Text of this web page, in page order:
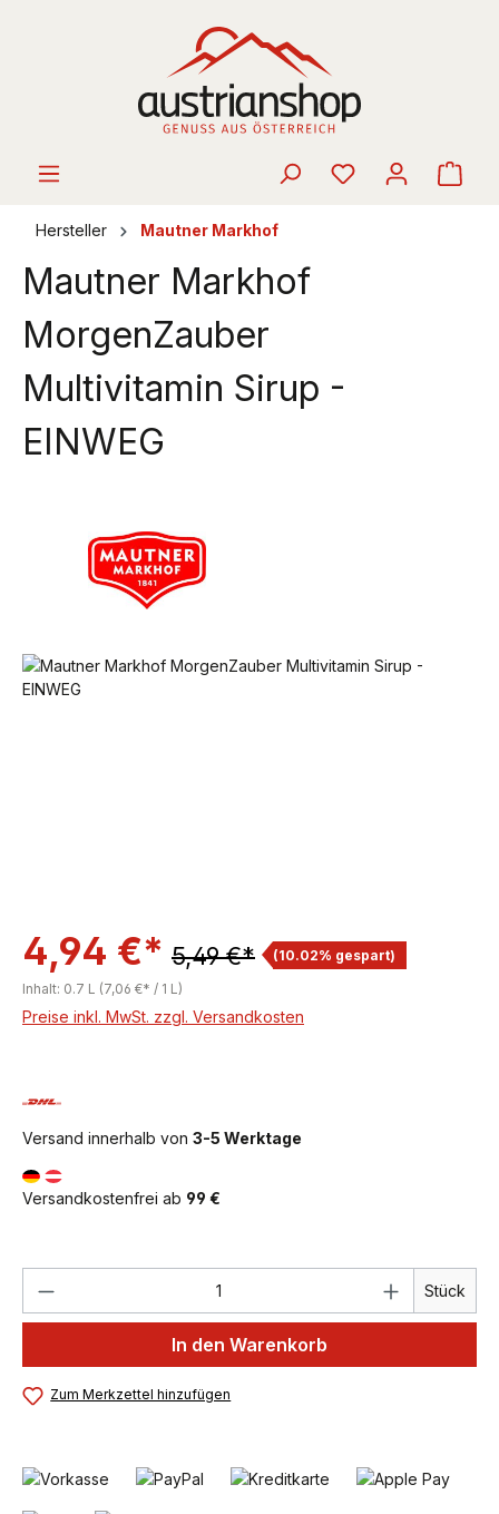
Hersteller Mautner Markhof
Mautner Markhof
MorgenZauber
Multivitamin Sirup -
EINWEG
Bildergalerie überspringen
4,94 €* 5,49 €*
(10.02% gespart)
Inhalt: 0.7 L (7,06 €* / 1 L)
Preise inkl. MwSt. zzgl. Versandkosten
Versand innerhalb von 3-5 Werktage
Versandkostenfrei ab 99 €
Produkt Anzahl: Gib den Stück
In den Warenkorb
Zum Merkzettel hinzufügen